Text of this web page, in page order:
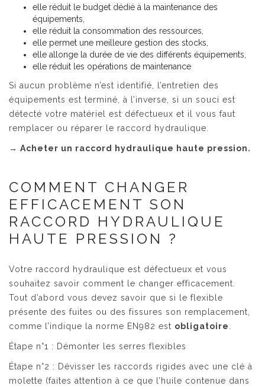
elle réduit le budget dédié à la maintenance des
équipements,
elle réduit la consommation des ressources,
elle permet une meilleure gestion des stocks,
elle allonge la durée de vie des différents équipements,
elle réduit les opérations de maintenance
Si aucun problème n’est identifié, l’entretien des
équipements est terminé, à l’inverse, si un souci est
détecté votre matériel est défectueux et il vous faut
remplacer ou réparer le raccord hydraulique.
→ Acheter un raccord hydraulique haute pression.
COMMENT CHANGER
EFFICACEMENT SON
RACCORD HYDRAULIQUE
HAUTE PRESSION ?
Votre raccord hydraulique est défectueux et vous
souhaitez savoir comment le changer efficacement.
Tout d’abord vous devez savoir que si le flexible
présente des fuites ou des fissures son remplacement,
comme l’indique la norme EN982 est obligatoire
Étape n°1 : Démonter les serres flexibles
Étape n°2 : Dévisser les raccords rigides avec une clé à
molette (faites attention à ce que l’huile contenue dans